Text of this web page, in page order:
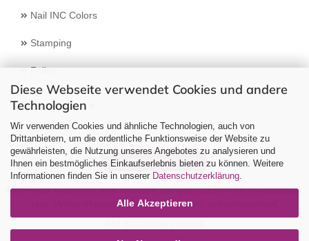
Diese Webseite verwendet Cookies und andere
Technologien
Wir verwenden Cookies und ähnliche Technologien, auch von
Drittanbietern, um die ordentliche Funktionsweise der Website zu
gewährleisten, die Nutzung unseres Angebotes zu analysieren und
Ihnen ein bestmögliches Einkaufserlebnis bieten zu können. Weitere
Informationen finden Sie in unserer Datenschutzerklärung
Alle Akzeptieren
Nail INC Colors
Stamping
Feilen
Select Language
Vertrag widerrufen
Alle Preise verstehen sich inklusive der gesetzlichen Mehrwertsteuer,
Versandkostensoweit nicht anders gekennzeichnet.